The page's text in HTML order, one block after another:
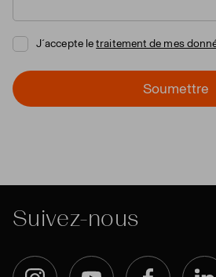
J´accepte letraitement de mes
Soumettre
Suivez-nous